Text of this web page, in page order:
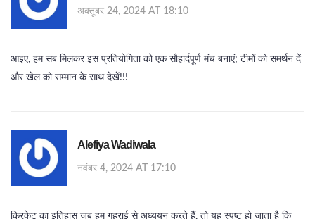
अक्तूबर 24, 2024 AT 18:10
आइए, हम सब मिलकर इस प्रतियोगिता को एक सौहार्दपूर्ण मंच बनाएं; टीमों को समर्थन दें
और खेल को सम्मान के साथ देखें!!!
Alefiya Wadiwala
नवंबर 4, 2024 AT 17:10
क्रिकेट का इतिहास जब हम गहराई से अध्ययन करते हैं, तो यह स्पष्ट हो जाता है कि